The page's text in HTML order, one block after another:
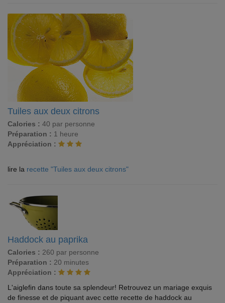
Tuiles aux deux citrons
Calories : 40 par personne
Préparation : 1 heure
Appréciation :
lire la recette "Tuiles aux deux citrons"
Haddock au paprika
Calories : 260 par personne
Préparation : 20 minutes
Appréciation :
L'aiglefin dans toute sa splendeur! Retrouvez un mariage exquis
de finesse et de piquant avec cette recette de haddock au